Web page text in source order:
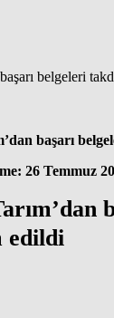
başarı
26 Temmuz
edildi